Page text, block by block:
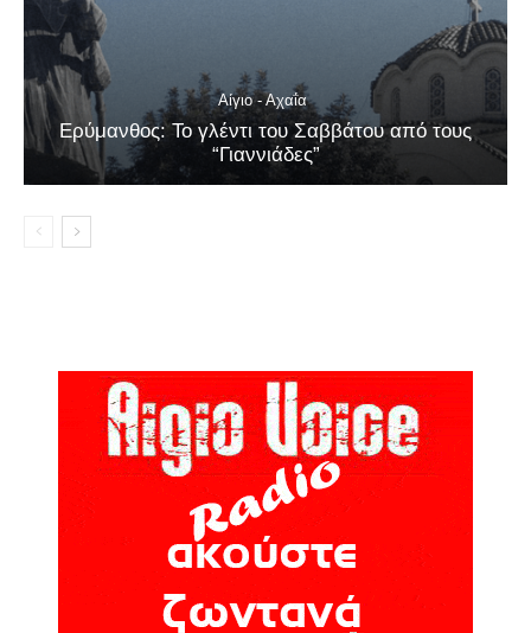
Αίγιο - Αχαΐα
Ερύμανθος: Το γλέντι του Σαββάτου από τους
“Γιαννιάδες”